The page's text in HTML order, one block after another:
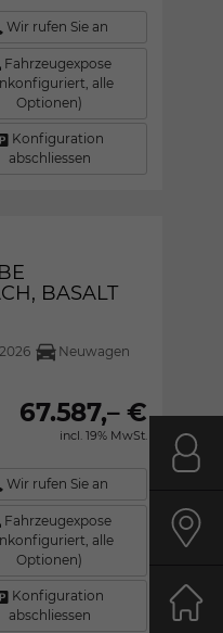
Wir rufen Sie an
Fahrzeugexpose
alle
Optionen)
Konfiguration
abschliessen
BASALT
Neuwagen
67.587,– €
incl. 19% MwSt.
Wir rufen Sie an
Fahrzeugexpose
alle
Optionen)
Konfiguration
abschliessen